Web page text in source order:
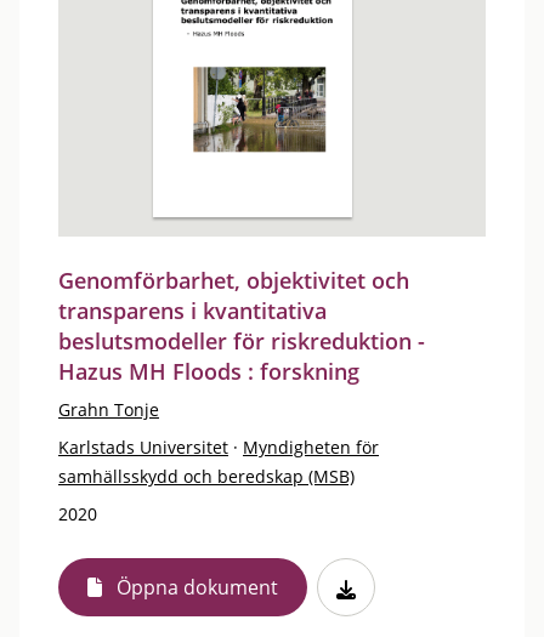
Genomförbarhet, objektivitet och
transparens i kvantitativa
beslutsmodeller för riskreduktion -
Hazus MH Floods : forskning
Grahn Tonje
Karlstads Universitet · Myndigheten för
samhällsskydd och beredskap (MSB)
2020
Öppna dokument